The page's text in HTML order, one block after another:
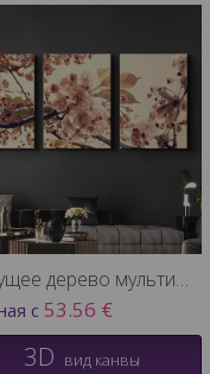
Цветущее дерево мультиканва
с 53.56 €
3D вид канвы